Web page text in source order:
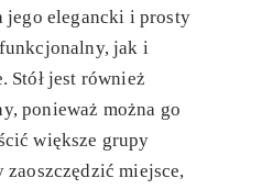
jego elegancki i prosty
jak i
jest również
ponieważ można go
większe grupy
zaoszczędzić miejsce,